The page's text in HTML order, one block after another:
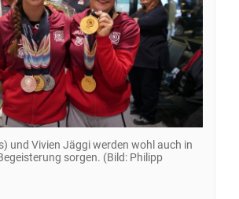
und Vivien Jäggi werden wohl auch in
sorgen. (Bild: Philipp